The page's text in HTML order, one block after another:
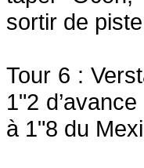
sortir de
Tour 6 :
1"2
à 1"8 du